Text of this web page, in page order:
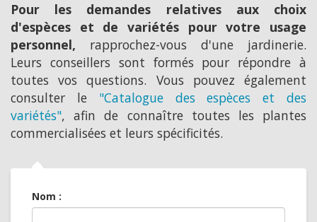
Pour les demandes relatives aux choix
d'espèces et de variétés pour votre usage
personnel, rapprochez-vous d'une jardinerie.
Leurs conseillers sont formés pour répondre à
toutes vos questions. Vous pouvez également
consulter le "Catalogue des espèces et des
variétés", afin de connaître toutes les plantes
commercialisées et leurs spécificités.
Nom :